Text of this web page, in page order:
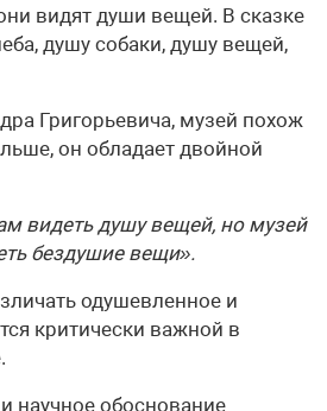
видят души вещей. В сказке
душу собаки, душу вещей,
Григорьевича, музей похож
он обладает двойной
видеть душу вещей, но музей
бездушие вещи».
одушевленное и
критически важной в
научное обоснование